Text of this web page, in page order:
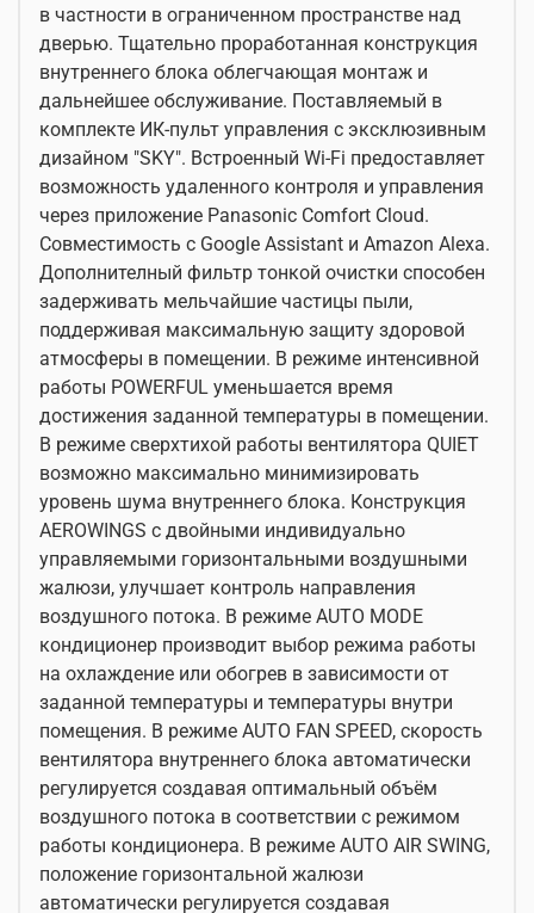
в частности в ограниченном пространстве над
дверью. Тщательно проработанная конструкция
внутреннего блока облегчающая монтаж и
дальнейшее обслуживание. Поставляемый в
комплекте ИК-пульт управления с эксклюзивным
дизайном "SKY". Встроенный Wi-Fi предоставляет
возможность удаленного контроля и управления
через приложение Panasonic Comfort Cloud.
Совместимость с Google Assistant и Amazon Alexa.
Дополнителный фильтр тонкой очистки способен
задерживать мельчайшие частицы пыли,
поддерживая максимальную защиту здоровой
атмосферы в помещении. В режиме интенсивной
работы POWERFUL уменьшается время
достижения заданной температуры в помещении.
В режиме сверхтихой работы вентилятора QUIET
возможно максимально минимизировать
уровень шума внутреннего блока. Конструкция
AEROWINGS с двойными индивидуально
управляемыми горизонтальными воздушными
жалюзи, улучшает контроль направления
воздушного потока. В режиме AUTO MODE
кондиционер производит выбор режима работы
на охлаждение или обогрев в зависимости от
заданной температуры и температуры внутри
помещения. В режиме AUTO FAN SPEED, скорость
вентилятора внутреннего блока автоматически
регулируется создавая оптимальный объём
воздушного потока в соответствии с режимом
работы кондиционера. В режиме AUTO AIR SWING,
положение горизонтальной жалюзи
автоматически регулируется создавая